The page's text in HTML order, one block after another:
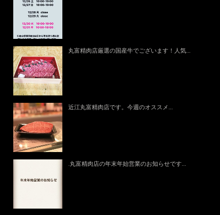
丸富精肉店厳選の国産牛でございます！人気...
近江丸富精肉店です。今週のオススメ...
.丸富精肉店の年末年始営業のお知らせです...